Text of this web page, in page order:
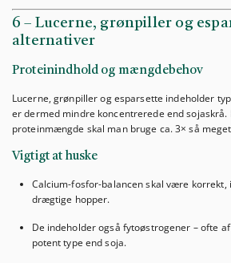
6 – Lucerne, grønpiller og
alternativer
Proteinindhold og mængdebehov
Lucerne, grønpiller og esparsette indeholder
er dermed mindre koncentrerede end sojaskrå.
proteinmængde skal man bruge ca. 3× så
Vigtigt at huske
Calcium-fosfor-balancen skal være
drægtige hopper.
De indeholder også fytoøstrogener – ofte
potent type end soja.